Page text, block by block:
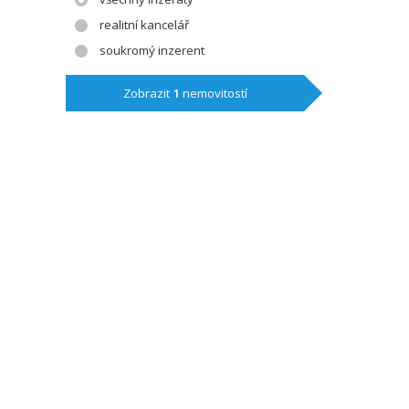
realitní kancelář
soukromý inzerent
Zobrazit 1 nemovitostí